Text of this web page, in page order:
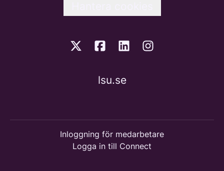
lsu.se
Inloggning för medarbetare
Logga in till Connect